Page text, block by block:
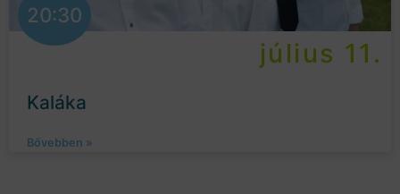
20:30
július 11.
Kaláka
Bővebben »